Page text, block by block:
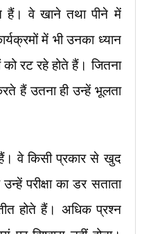
हैं। वे खाने तथा पीने में
में भी उनका ध्यान
रट रहे होते हैं। जितना
हैं उतना ही उन्हें भूलता
हैं। वे किसी प्रकार से खुद
परीक्षा का डर सताता
होते हैं। अधिक प्रश्न